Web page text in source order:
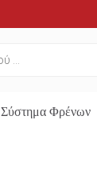
Σύστημα Φρένων